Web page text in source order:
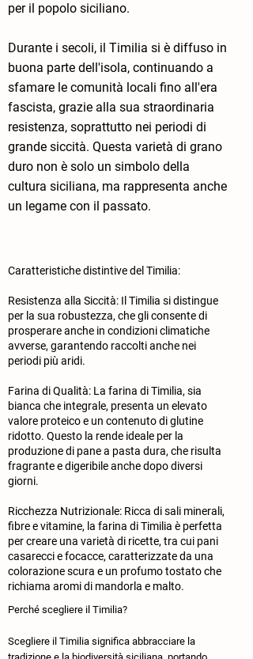
per il popolo siciliano.
Durante i secoli, il Timilia si è diffuso in
buona parte dell'isola, continuando a
sfamare le comunità locali fino all'era
fascista, grazie alla sua straordinaria
resistenza, soprattutto nei periodi di
grande siccità. Questa varietà di grano
duro non è solo un simbolo della
cultura siciliana, ma rappresenta anche
un legame con il passato.
Caratteristiche distintive del Timilia:
​Resistenza alla Siccità: Il Timilia si distingue
per la sua robustezza, che gli consente di
prosperare anche in condizioni climatiche
avverse, garantendo raccolti anche nei
periodi più aridi.
Farina di Qualità: La farina di Timilia, sia
bianca che integrale, presenta un elevato
valore proteico e un contenuto di glutine
ridotto. Questo la rende ideale per la
produzione di pane a pasta dura, che risulta
fragrante e digeribile anche dopo diversi
giorni.
Ricchezza Nutrizionale: Ricca di sali minerali,
fibre e vitamine, la farina di Timilia è perfetta
per creare una varietà di ricette, tra cui pani
casarecci e focacce, caratterizzate da una
colorazione scura e un profumo tostato che
richiama aromi di mandorla e malto.
Perché scegliere il Timilia?
​Scegliere il Timilia significa abbracciare la